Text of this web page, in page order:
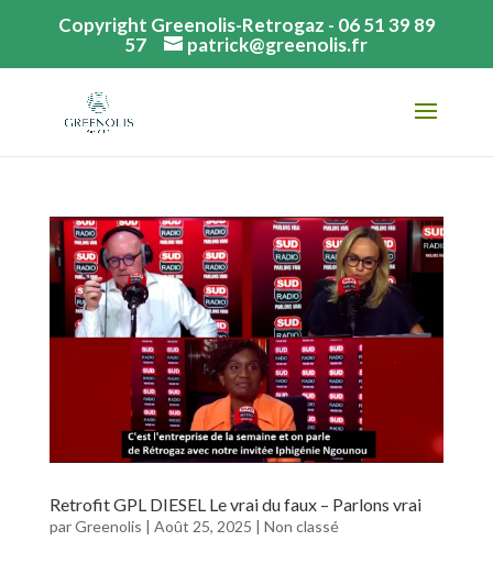
Copyright Greenolis-Retrogaz - 06 51 39 89
57
patrick@greenolis.fr
Retrofit GPL DIESEL Le vrai du faux – Parlons vrai
parGreenolis | Août 25, 2025 | Non classé